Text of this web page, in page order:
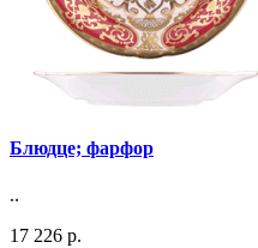
Блюдце; фарфор
..
17 226 р.